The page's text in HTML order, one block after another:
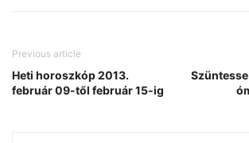
Previous article
Heti horoszkóp 2013.
február 09-től február 15-ig